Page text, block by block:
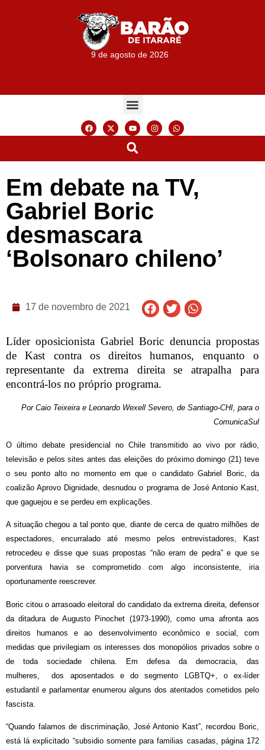
9 de agosto de 2026
Em debate na TV,
Gabriel Boric
desmascara
‘Bolsonaro chileno’
17 de novembro de 2021
Líder oposicionista Gabriel Boric denuncia propostas
de Kast contra os direitos humanos, enquanto o
representante da extrema direita se atrapalha para
encontrá-los no próprio programa.
Por Caio Teixeira e Leonardo Wexell Severo, de Santiago-CHI, para o
ComunicaSul
O último debate presidencial no Chile transmitido ao vivo por rádio,
televisão e pelos sites antes das eleições do próximo domingo (21) teve
o seu ponto alto no momento em que o candidato Gabriel Boric, da
coalizão Aprovo Dignidade, desnudou o programa de José Antonio Kast,
que gaguejou e se perdeu em explicações.
A situação chegou a tal ponto que, diante de cerca de quatro milhões de
espectadores, encurralado até mesmo pelos entrevistadores, Kast
retrocedeu e disse que suas propostas “não eram de pedra” e que se
porventura havia se comprometido com algo inconsistente, iria
oportunamente reescrever.
Boric citou o arrasoado eleitoral do candidato da extrema direita, defensor
da ditadura de Augusto Pinochet (1973-1990), como uma afronta aos
direitos humanos e ao desenvolvimento econômico e social, com
medidas que privilegiam os interesses dos monopólios privados sobre o
de toda sociedade chilena. Em defesa da democracia, das
mulheres, dos aposentados e do segmento LGBTQ+, o ex-líder
estudantil e parlamentar enumerou alguns dos atentados cometidos pelo
fascista.
“Quando falamos de discriminação, José Antonio Kast”, recordou Boric,
está lá explicitado “subsidio somente para familias casadas, página 172